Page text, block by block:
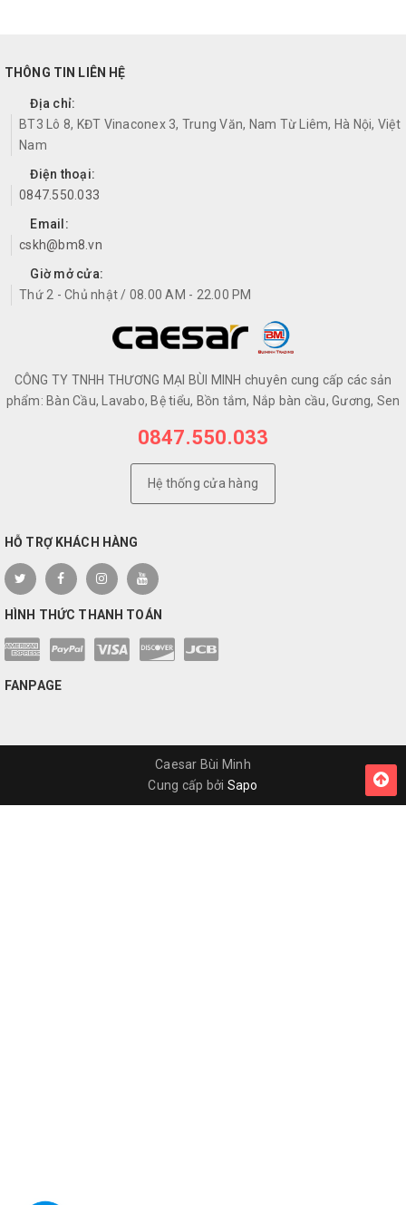
THÔNG TIN LIÊN HỆ
Địa chỉ:
BT3 Lô 8, KĐT Vinaconex 3, Trung Văn, Nam Từ Liêm, Hà Nội, Việt
Nam
Điện thoại:
0847.550.033
Email:
cskh@bm8.vn
Giờ mở cửa:
Thứ 2 - Chủ nhật / 08.00 AM - 22.00 PM
CÔNG TY TNHH THƯƠNG MẠI BÙI MINH chuyên cung cấp các sản
phẩm: Bàn Cầu, Lavabo, Bệ tiểu, Bồn tắm, Nắp bàn cầu, Gương, Sen
0847.550.033
Hệ thống cửa hàng
HỖ TRỢ KHÁCH HÀNG
HÌNH THỨC THANH TOÁN
FANPAGE
Caesar Bùi Minh
Cung cấp bởi Sapo